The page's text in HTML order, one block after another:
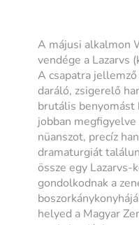
A májusi alkalmon
vendége a Lazarvs
A csapatra
daráló, zsigerelő
brutális benyomást
jobban
nüanszot, precíz
dramaturgiát
össze egy Lazarvs-
gondolkodnak a
helyed a Magyar